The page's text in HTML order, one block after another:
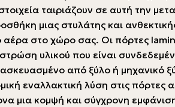
ταιριάζουν σε αυτή την
μιας στυλάτης και
αέρα στο χώρο σας. Οι πόρτες
υλικού που είναι
από ξύλο ή μηχανικό
εναλλακτική λύση στις πόρτες
μια κομψή και σύγχρονη